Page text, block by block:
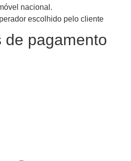
nacional.
escolhido pelo cliente
de pagamento